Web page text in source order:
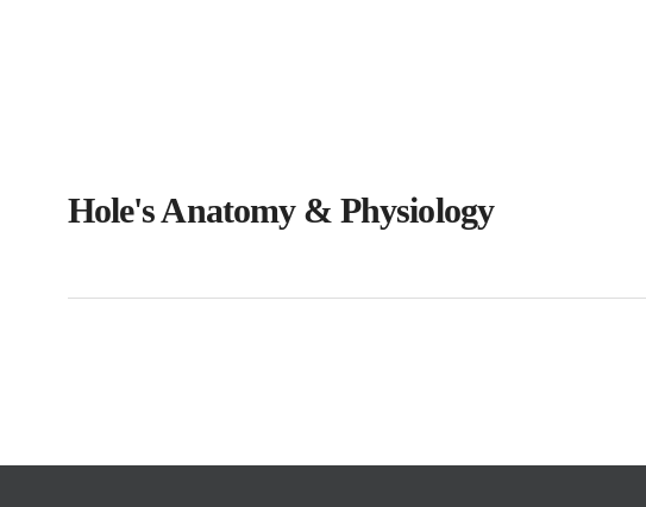
Hole's Anatomy & Physiology